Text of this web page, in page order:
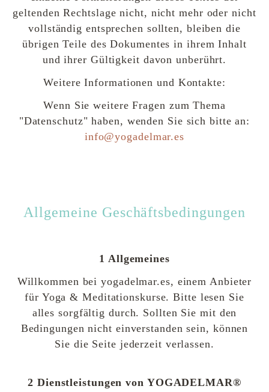
geltenden Rechtslage nicht, nicht mehr oder nicht
vollständig entsprechen sollten, bleiben die
übrigen Teile des Dokumentes in ihrem Inhalt
und ihrer Gültigkeit davon unberührt.
Weitere Informationen und Kontakte:
Wenn Sie weitere Fragen zum Thema
"Datenschutz" haben, wenden Sie sich bitte an:
info@yogadelmar.es
Allgemeine Geschäftsbedingungen
1 Allgemeines
Willkommen bei yogadelmar.es, einem Anbieter
für Yoga & Meditationskurse. Bitte lesen Sie
alles sorgfältig durch. Sollten Sie mit den
Bedingungen nicht einverstanden sein, können
Sie die Seite jederzeit verlassen.
2 Dienstleistungen von YOGADELMAR®